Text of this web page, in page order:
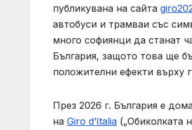
публикувана на сайта
автобуси и трамваи със
много софиянци да станат
България, защото това ще
положителни ефекти върху
През 2026 г. България е
на Giro d’Italia („Обиколката